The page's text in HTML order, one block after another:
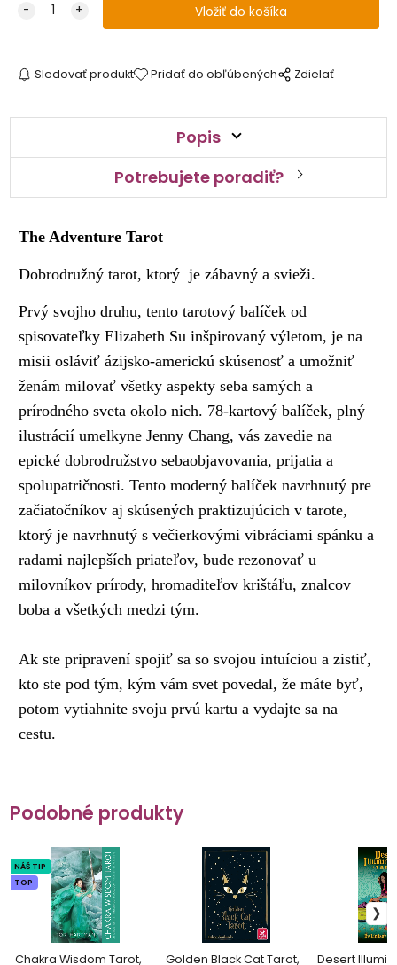
Sledovať produkt Pridať do obľúbených Zdielať
Popis
Potrebujete poradiť?
The Adventure Tarot
Dobrodružný tarot, ktorý je zábavný a svieži.
Prvý svojho druhu, tento tarotový balíček od
spisovateľky Elizabeth Su inšpirovaný výletom, je na
misii osláviť ázijsko-americkú skúsenosť a umožniť
ženám milovať všetky aspekty seba samých a
prírodného sveta okolo nich. 78-kartový balíček, plný
ilustrácií umelkyne Jenny Chang, vás zavedie na
epické dobrodružstvo sebaobjavovania, prijatia a
spolupatričnosti. Tento moderný balíček navrhnutý pre
začiatočníkov aj skúsených praktizujúcich v tarote,
ktorý je navrhnutý s večierkovými vibráciami spánku a
radami najlepších priateľov, bude rezonovať u
milovníkov prírody, hromaditeľov krištáľu, znalcov
boba a všetkých medzi tým.
Ak ste pripravení spojiť sa so svojou intuíciou a zistiť,
kto ste pod tým, kým vám svet povedal, že máte byť,
potom vytiahnite svoju prvú kartu a vydajte sa na
cestu.
Podobné produkty
Chakra Wisdom Tarot,
NÁŠ TIP
TOP
Golden Black Cat Tarot, Desert